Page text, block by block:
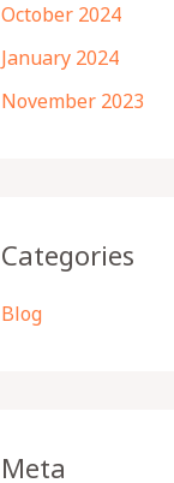
October 2024
January 2024
November 2023
Categories
Blog
Meta